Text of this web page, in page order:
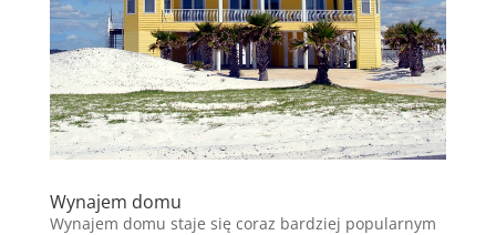
Wynajem domu
Wynajem domu staje się coraz bardziej popularnym